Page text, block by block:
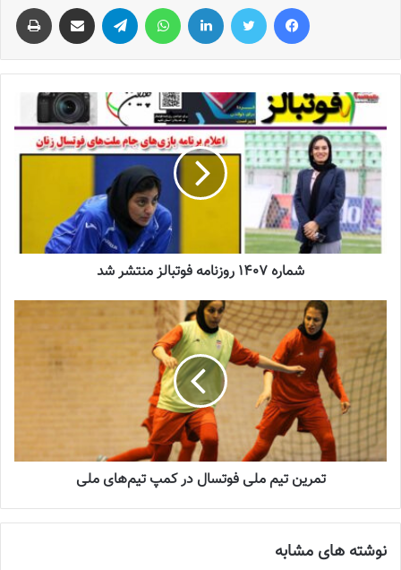
حرف‌ها درست است و حق می‌دهم که برخی نگران باشند اما از نظر من
دختران جهش خوبی داشتند.
سرمربی اسبق تیم ملی فوتسال زنان عنوان کرد: ما در دو بازی مقابل
ژاپن و تایلند مساوی کردیم اما اگر با بازی‌های کافا مقایسه می‌کردیم
انتظار این بود تا از ژاپن چند گل بخوریم. وقتی بچه‌ها با ژاپن مساوی
می‌کنند، در درجه اول نشان دهنده تاثیر مثبت اضافه شدن رضا کردی به
عنوان مدیر فنی به تیم ملی فوتسال زنان بود.
نوشته های مشابه
جنجال جدید در سوپرلیگ فوتسال
2022-12-11
لیست تیم ملی فوتسال زنان اعلام شد
2025-04-28
سرنوشت عجیب ستاره ایرانی در تورکال
2023-05-12
برگزاری اردوی انتخابی تیم ملی فوتسال
شماره 1407 روزنامه فوتبالز منتشر شد
تمرین تیم ملی فوتسال در کمپ تیم‌های ملی
نوشته های مشابه